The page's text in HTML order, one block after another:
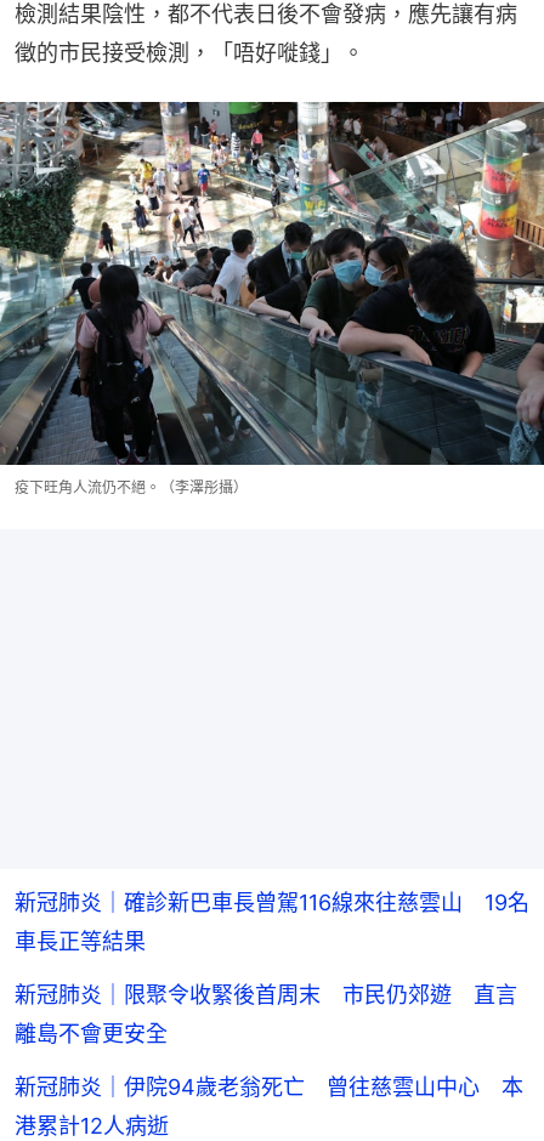
檢測結果陰性，都不代表日後不會發病，應先讓有病
徵的市民接受檢測，「唔好嘥錢」。
疫下旺角人流仍不絕。（李澤彤攝）
新冠肺炎｜確診新巴車長曾駕116線來往慈雲山 19名
車長正等結果
新冠肺炎｜限聚令收緊後首周末 市民仍郊遊 直言
離島不會更安全
新冠肺炎｜伊院94歲老翁死亡 曾往慈雲山中心 本
港累計12人病逝